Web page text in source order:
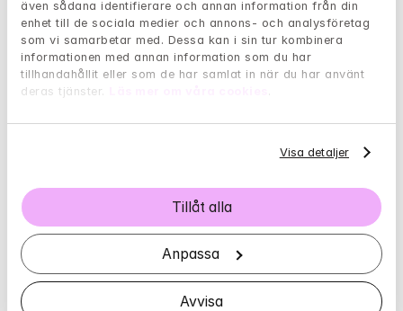
även sådana identifierare och annan information från din
enhet till de sociala medier och annons- och analysföretag
som vi samarbetar med. Dessa kan i sin tur kombinera
informationen med annan information som du har
tillhandahållit eller som de har samlat in när du har använt
deras tjänster.
Visa detaljer
Tillåt alla
Anpassa
Avvisa
njuta så mycket av deras små barn när jag själv inte
njöt alls. Jag njöt inte av att gå promenader, jag njöt
inte av att amma, jag njöt inte av att mysa. Jag njöt
mest de få gånger han sov.
Borde jag söka hjälp hos en
psykolog?
Har livet varit tungt och påfrestande den
senaste tiden? Med hjälp av följande test kan
du få en fingervisning om det är dags att söka